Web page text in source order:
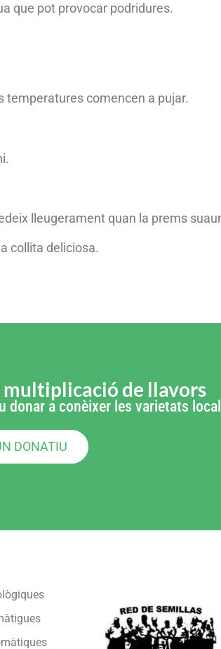
que pot provocar podridures.
temperatures comencen a pujar.
lleugerament quan la prems
collita deliciosa.
multiplicació de llavors
a conèixer les varietats
DONATIU